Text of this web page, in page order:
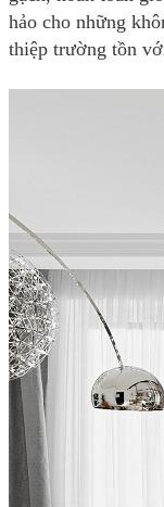
hảo cho những
thiệp trường tồn